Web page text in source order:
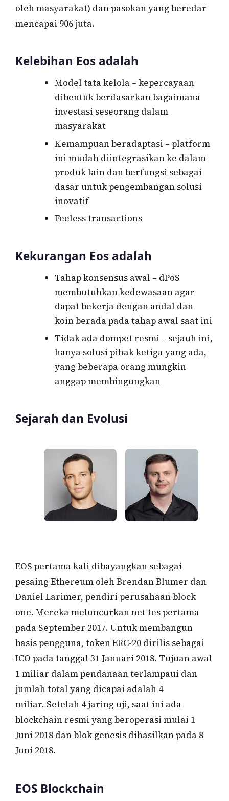
oleh masyarakat) dan pasokan yang beredar
mencapai 906 juta.
Kelebihan Eos adalah
Model tata kelola – kepercayaan
dibentuk berdasarkan bagaimana
investasi seseorang dalam
masyarakat
Kemampuan beradaptasi – platform
ini mudah diintegrasikan ke dalam
produk lain dan berfungsi sebagai
dasar untuk pengembangan solusi
inovatif
Feeless transactions
Kekurangan Eos adalah
Tahap konsensus awal – dPoS
membutuhkan kedewasaan agar
dapat bekerja dengan andal dan
koin berada pada tahap awal saat ini
Tidak ada dompet resmi – sejauh ini,
hanya solusi pihak ketiga yang ada,
yang beberapa orang mungkin
anggap membingungkan
Sejarah dan Evolusi
EOS pertama kali dibayangkan sebagai
pesaing Ethereum oleh Brendan Blumer dan
Daniel Larimer, pendiri perusahaan block
one. Mereka meluncurkan net tes pertama
pada September 2017. Untuk membangun
basis pengguna, token ERC-20 dirilis sebagai
ICO pada tanggal 31 Januari 2018. Tujuan awal
1 miliar dalam pendanaan terlampaui dan
jumlah total yang dicapai adalah 4
miliar. Setelah 4 jaring uji, saat ini ada
blockchain resmi yang beroperasi mulai 1
Juni 2018 dan blok genesis dihasilkan pada 8
Juni 2018.
EOS Blockchain